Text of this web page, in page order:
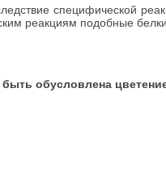
специфической
реакциям подобные
обусловлена